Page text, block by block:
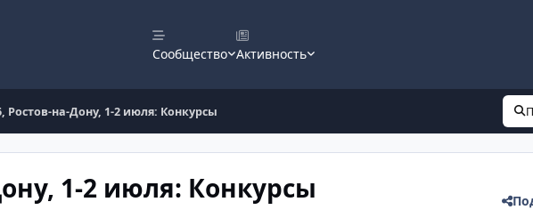
Сообщество Активность
Ростов-на-Дону, 1-2 июля: Конкурсы
1-2 июля: Конкурсы